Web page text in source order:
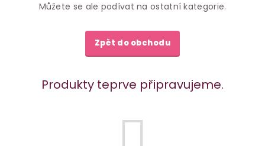
Můžete se ale podívat na ostatní kategorie.
Zpět do obchodu
Produkty teprve připravujeme.